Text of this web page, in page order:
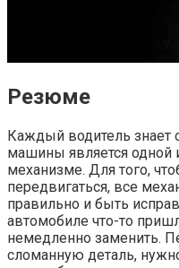
Резюме
Каждый водитель знает
машины является одной
механизме. Для того,
передвигаться, все
правильно и быть
автомобиле что-то
немедленно заменить.
сломанную деталь,